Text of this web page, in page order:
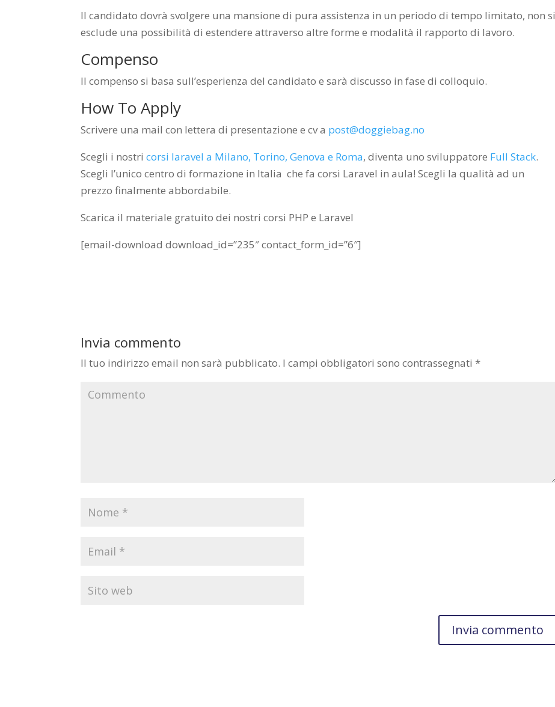
Il candidato dovrà svolgere una mansione di pura assistenza in un periodo di tempo limitato, non si
esclude una possibilità di estendere attraverso altre forme e modalità il rapporto di lavoro.
Compenso
Il compenso si basa sull’esperienza del candidato e sarà discusso in fase di colloquio.
How To Apply
Scrivere una mail con lettera di presentazione e cv a post@doggiebag.no
Scegli i nostricorsi laravel a Milano, Torino, Genova e Roma, diventa uno sviluppatore Full Stack.
Scegli l’unico centro di formazione in Italia che fa corsi Laravel in aula! Scegli la qualità ad un
prezzo finalmente abbordabile.
Scarica il materiale gratuito dei nostri corsi PHP e Laravel
[email-download download_id=”235″ contact_form_id=”6″]
Invia commento
Il tuo indirizzo email non sarà pubblicato. I campi obbligatori sono contrassegnati *